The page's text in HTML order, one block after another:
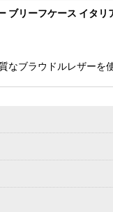
リーフケース イタ
なブラウドルレザー